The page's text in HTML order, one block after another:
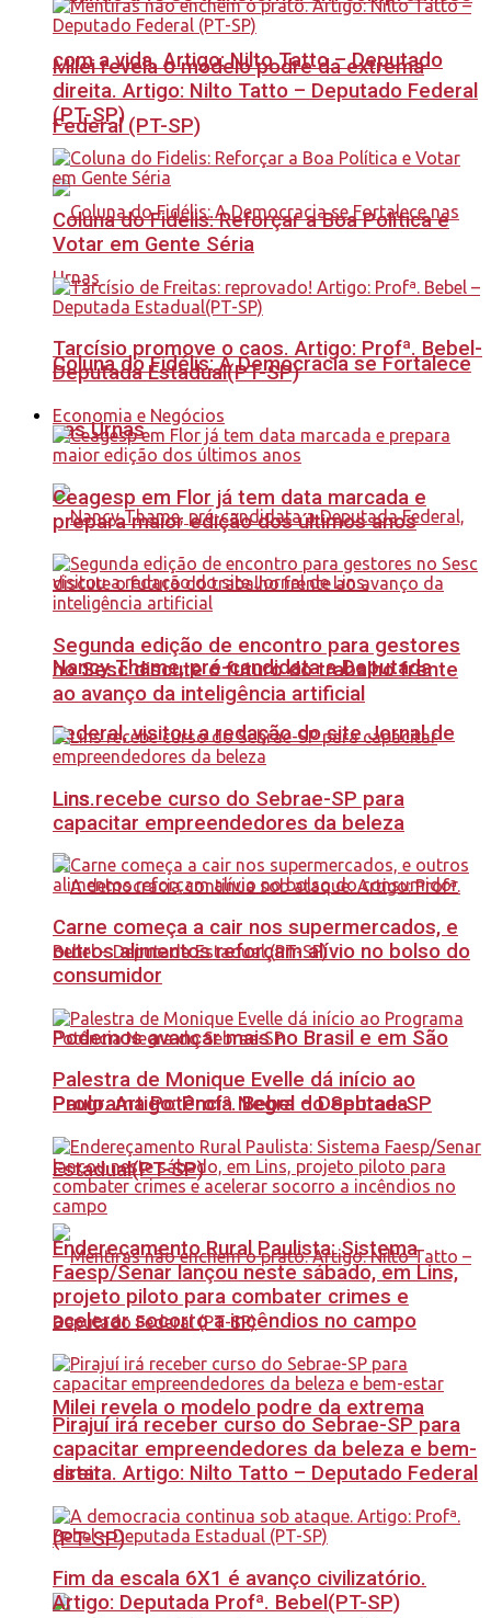
com a vida. Artigo: Nilto Tatto – Deputado
Federal (PT-SP)
Coluna do Fidélis: A Democracia se Fortalece
nas Urnas
Nancy Thame, pré-candidata a Deputada
Federal, visitou a redação do site Jornal de
Lins.
Podemos avançar mais no Brasil e em São
Paulo. Artigo: Profª. Bebel – Deputada
Estadual(PT-SP)
Milei revela o modelo podre da extrema
direita. Artigo: Nilto Tatto – Deputado Federal
(PT-SP)
Milei revela o modelo podre da extrema
direita. Artigo: Nilto Tatto – Deputado Federal
(PT-SP)
Coluna do Fidelis: Reforçar a Boa Política e
Votar em Gente Séria
Tarcísio promove o caos. Artigo: Profª. Bebel-
Deputada Estadual(PT-SP)
Economia e Negócios
Ceagesp em Flor já tem data marcada e
prepara maior edição dos últimos anos
Segunda edição de encontro para gestores
no Sesc discute o futuro do trabalho frente
ao avanço da inteligência artificial
Lins recebe curso do Sebrae-SP para
capacitar empreendedores da beleza
Carne começa a cair nos supermercados, e
outros alimentos reforçam alívio no bolso do
consumidor
Palestra de Monique Evelle dá início ao
Programa Potência Negra do Sebrae-SP
Endereçamento Rural Paulista: Sistema
Faesp/Senar lançou neste sábado, em Lins,
projeto piloto para combater crimes e
acelerar socorro a incêndios no campo
Pirajuí irá receber curso do Sebrae-SP para
capacitar empreendedores da beleza e bem-
estar
Fim da escala 6X1 é avanço civilizatório.
Artigo: Deputada Profª. Bebel(PT-SP)